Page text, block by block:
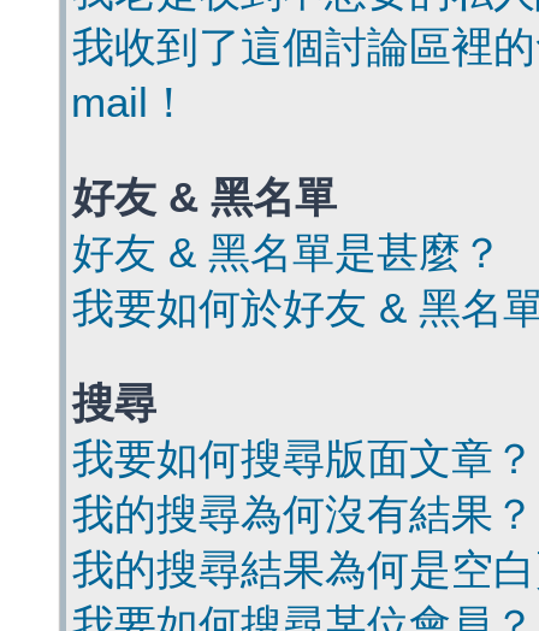
我收到了這個討論區裡
mail！
好友 & 黑名單
好友 & 黑名單是甚麼？
我要如何於好友 & 黑名
搜尋
我要如何搜尋版面文章？
我的搜尋為何沒有結果？
我的搜尋結果為何是空